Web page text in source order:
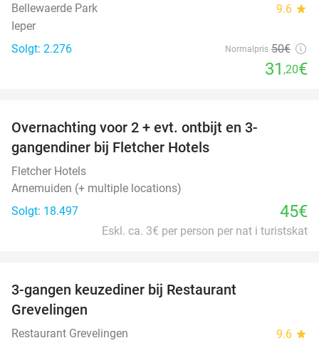
Bellewaerde Park 9.6 star
Ieper
Solgt: 2.276
Normalpris 50€
31 ,20€
Overnachting voor 2 + evt. ontbijt en 3-
gangendiner bij Fletcher Hotels
Fletcher Hotels
Arnemuiden (+ multiple locations)
Solgt: 18.497
45€
Eskl. ca. 3€ per person per nat i turistskat
3-gangen keuzediner bij Restaurant
Grevelingen
Restaurant Grevelingen 9.6 star